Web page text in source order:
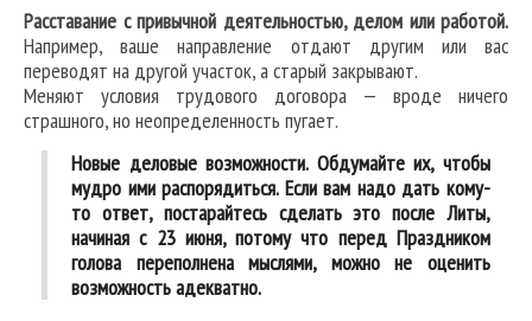
Расставание с привычной деятельностью, делом или работой.
Например, ваше направление отдают другим или вас
переводят на другой участок, а старый закрывают.
Меняют условия трудового договора — вроде ничего
страшного, но неопределенность пугает.
Новые деловые возможности. Обдумайте их, чтобы
мудро ими распорядиться. Если вам надо дать кому-
то ответ, постарайтесь сделать это после Литы,
начиная с 23 июня, потому что перед Праздником
голова переполнена мыслями, можно не оценить
возможность адекватно.